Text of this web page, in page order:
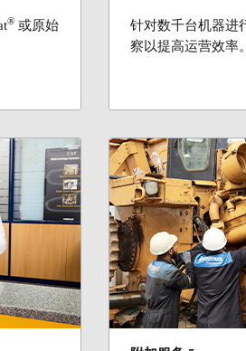
® 或原始
针对数千台机器进
察以提高运营效率。